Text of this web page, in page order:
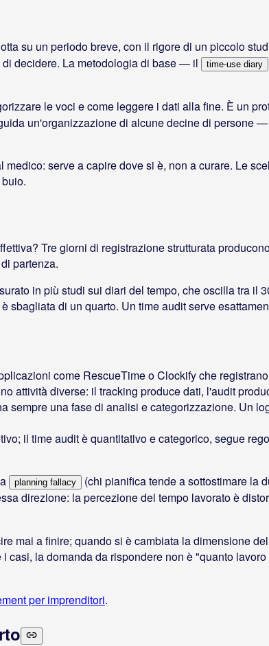
su un periodo breve, con il rigore di un piccolo
decidere. La metodologia di base — il
time-use diary
le voci e come leggere i dati alla fine. È un
un'organizzazione di alcune decine di persone
serve a capire dove si è, non a curare. Le
Tre giorni di registrazione strutturata
partenza.
in più studi sui diari del tempo, che oscilla tra il
di un quarto. Un time audit serve
come RescueTime o Clockify che
attività diverse: il tracking produce dati, l'audit
una fase di analisi e categorizzazione. Un
il time audit è quantitativo e categorico, segue
planning fallacy
(chi pianifica tende a sottostimare la
direzione: la percezione del tempo lavorato è
mai a finire; quando si è cambiata la dimensione
casi, la domanda da rispondere non è "quanto
per imprenditori.